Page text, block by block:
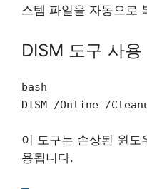
스템 파일을 자동으로
DISM 도구 사용
bash
DISM /Online /
이 도구는 손상된 윈도
용됩니다.